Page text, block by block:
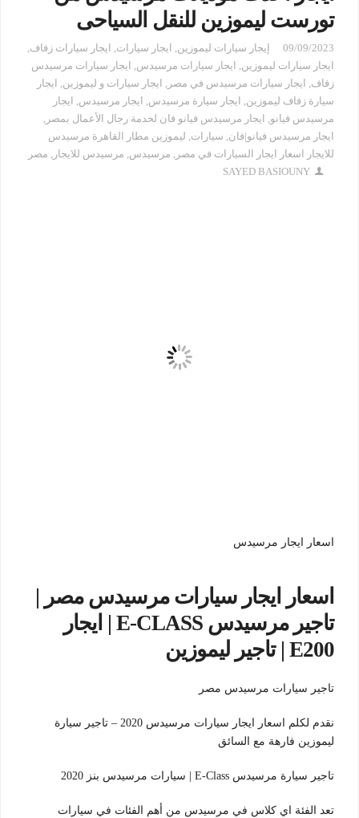
تورست ليموزين للنقل السياحى
09/09/2023 إيجار سيارات ليموزين, ايجار سيارات, ايجار سيارات زفاف,
ايجار سيارات ليموزين, ايجار سيارات مرسيدس, ايجار سيارات مرسيدس
زفاف, ايجار سيارات مرسيدس في مصر , ايجار سيارات و ليموزين, ايجار
سيارة زفاف ليموزين, ايجار سيارة مرسيدس, ايجار مرسيدس, ايجار
مرسيدس فيانو, ايجار مرسيدس فيانو فان لخدمة رجال الأعمال بمصر ,
ايجار مرسيدس فيانو|فان, سيارات, ليموزين مطار القاهرة مرسيدس
للايجار اسعار ايجار السيارات في مصر , مرسيدس, مرسيدس للايجار , مصر
SAYED BASIOUNY
اسعار ايجار مرسيدس
اسعار ايجار سيارات مرسيدس مصر |
تاجير مرسيدس E-CLASS | ايجار
E200 | تاجير ليموزين
تاجير سيارات مرسيدس مصر
نقدم لكلم اسعار ايجار سيارات مرسيدس 2020 – تاجير سيارة
ليموزين فارهة مع السائق
تاجير سيارة مرسيدس E-Class | سيارات مرسيدس بنز 2020
تعد الفئة اي كلاس في مرسيدس من أهم الفئات في سيارات